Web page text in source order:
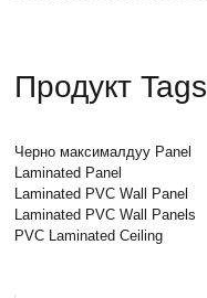
Продукт Tags
Черно максималдуу Panel
Laminated Panel
Laminated PVC Wall Panel
Laminated PVC Wall Panels
PVC Laminated Ceiling